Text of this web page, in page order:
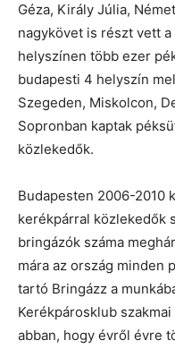
Géza, Király Júlia,
nagykövet is részt vett
helyszínen több ezer
budapesti 4 helyszín
Szegeden, Miskolcon,
Sopronban kaptak
közlekedők.
Budapesten 2006-2010
kerékpárral közlekedők
bringázók száma
mára az ország minden
tartó Bringázz a
Kerékpárosklub
abban, hogy évről évre